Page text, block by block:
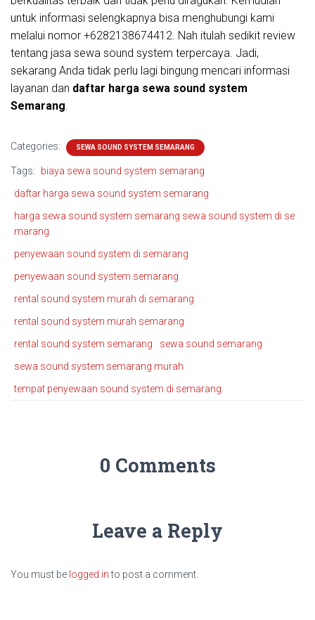
untuk informasi selengkapnya bisa menghubungi kami
melalui nomor +6282138674412. Nah itulah sedikit review
tentang jasa sewa sound system terpercaya. Jadi,
sekarang Anda tidak perlu lagi bingung mencari informasi
layanan dan daftar harga sewa sound system
Semarang.
Categories: SEWA SOUND SYSTEM SEMARANG
Tags:
biaya sewa sound system semarang
daftar harga sewa sound system semarang
harga sewa sound system semarang sewa sound system di se
marang
penyewaan sound system di semarang
penyewaan sound system semarang
rental sound system murah di semarang
rental sound system murah semarang
rental sound system semarang
sewa sound semarang
sewa sound system semarang murah
tempat penyewaan sound system di semarang
0 Comments
Leave a Reply
You must be logged into post a comment.